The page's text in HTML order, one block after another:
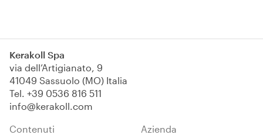
Kerakoll Spa
via dell’Artigianato, 9
41049 Sassuolo (MO) Italia
Tel. +39 0536 816 511
info@kerakoll.com
Contenuti Azienda